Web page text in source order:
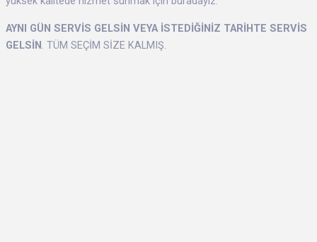
AYNI GÜN SERVİS GELSİN VEYA İSTEDİĞİNİZ TARİHTE SERVİS
GELSİN. TÜM SEÇİM SİZE KALMIŞ.